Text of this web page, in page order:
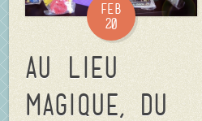
Feb
20
Au Lieu
Magique, du